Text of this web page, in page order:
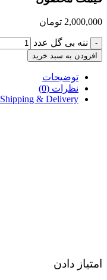
2,000,000 تومان
- ننه بی گل عدد
افزودن به سبد خرید
توضیحات
نظرات (0)
Shipping & Delivery
امتیاز دادن